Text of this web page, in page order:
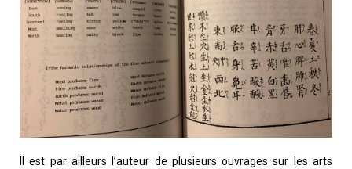
Il est par ailleurs l’auteur de plusieurs ouvrages sur les arts